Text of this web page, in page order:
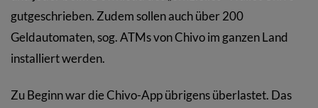
gutgeschrieben. Zudem sollen auch über 200
Geldautomaten, sog. ATMs von Chivo im ganzen Land
installiert werden.
Zu Beginn war die Chivo-App übrigens überlastet. Das